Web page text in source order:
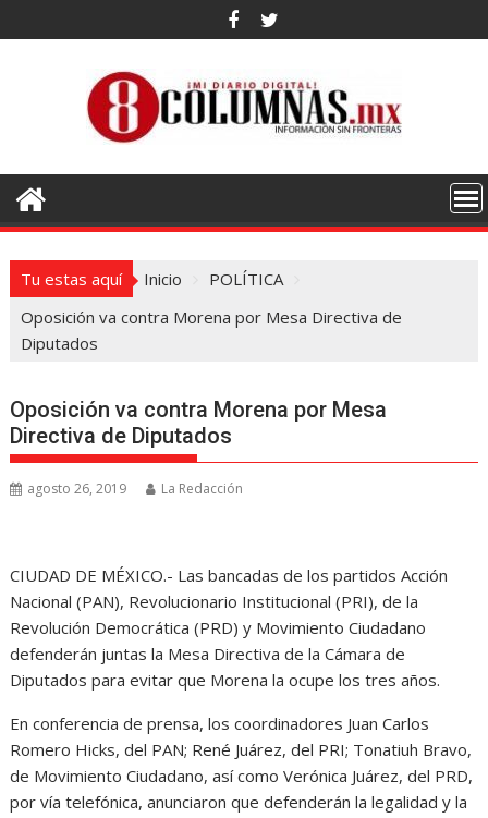
al
Tu estas aquí Inicio
POLÍTICA
Oposición va contra Morena por Mesa Directiva de
Diputados
Oposición va contra Morena por Mesa
Directiva de Diputados
agosto 26, 2019 La Redacción
CIUDAD DE MÉXICO.- Las bancadas de los partidos Acción
Nacional (PAN), Revolucionario Institucional (PRI), de la
Revolución Democrática (PRD) y Movimiento Ciudadano
defenderán juntas la Mesa Directiva de la Cámara de
Diputados para evitar que Morena la ocupe los tres años.
En conferencia de prensa, los coordinadores Juan Carlos
Romero Hicks, del PAN; René Juárez, del PRI; Tonatiuh Bravo,
de Movimiento Ciudadano, así como Verónica Juárez, del PRD,
por vía telefónica, anunciaron que defenderán la legalidad y la